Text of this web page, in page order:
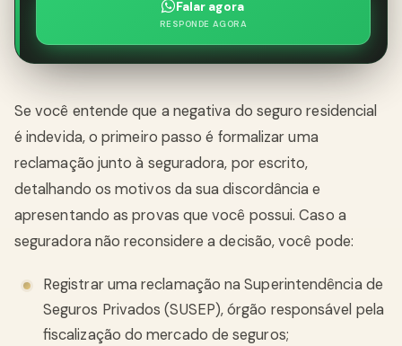
Falar agora
RESPONDE AGORA
Se você entende que a negativa do seguro residencial
é indevida, o primeiro passo é formalizar uma
reclamação junto à seguradora, por escrito,
detalhando os motivos da sua discordância e
apresentando as provas que você possui. Caso a
seguradora não reconsidere a decisão, você pode:
Registrar uma reclamação na Superintendência de
Seguros Privados (SUSEP), órgão responsável pela
fiscalização do mercado de seguros;